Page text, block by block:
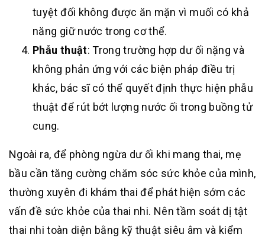
tuyệt đối không được ăn mặn vì muối có khả
năng giữ nước trong cơ thể.
Phẫu thuật: Trong trường hợp dư ối nặng và
không phản ứng với các biện pháp điều trị
khác, bác sĩ có thể quyết định thực hiện phẫu
thuật để rút bớt lượng nước ối trong buồng tử
cung.
Ngoài ra, để phòng ngừa dư ối khi mang thai, mẹ
bầu cần tăng cường chăm sóc sức khỏe của mình,
thường xuyên đi khám thai để phát hiện sớm các
vấn đề sức khỏe của thai nhi. Nên tầm soát dị tật
thai nhi toàn diện bằng kỹ thuật siêu âm và kiểm